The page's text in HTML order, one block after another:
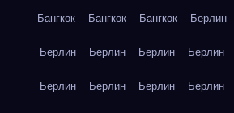
Бангкок Бангкок Бангкок Берлин
Берлин Берлин Берлин Берлин
Берлин Берлин Берлин Берлин